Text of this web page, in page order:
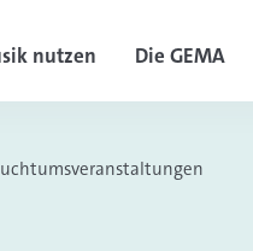
nutzen Die GEMA